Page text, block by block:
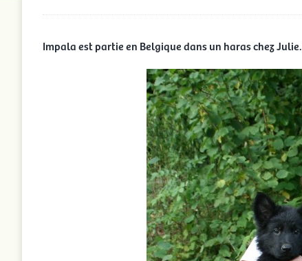
Impala est partie en Belgique dans un haras chez Julie.